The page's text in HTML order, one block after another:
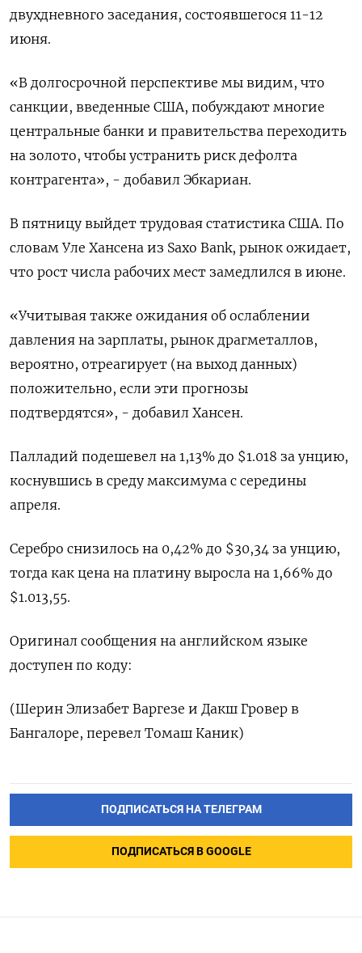
двухдневного заседания, состоявшегося 11-12
июня.
«В долгосрочной перспективе мы видим, что
санкции, введенные США, побуждают многие
центральные банки и правительства переходить
на золото, чтобы устранить риск дефолта
контрагента», - добавил Эбкариан.
В пятницу выйдет трудовая статистика США. По
словам Уле Хансена из Saxo Bank, рынок ожидает,
что рост числа рабочих мест замедлился в июне.
«Учитывая также ожидания об ослаблении
давления на зарплаты, рынок драгметаллов,
вероятно, отреагирует (на выход данных)
положительно, если эти прогнозы
подтвердятся», - добавил Хансен.
Палладий подешевел на 1,13% до $1.018 за унцию,
коснувшись в среду максимума с середины
апреля.
Серебро снизилось на 0,42% до $30,34 за унцию,
тогда как цена на платину выросла на 1,66% до
$1.013,55.
Оригинал сообщения на английском языке
доступен по коду:
(Шерин Элизабет Варгезе и Дакш Гровер в
Бангалоре, перевел Томаш Каник)
ПОДПИСАТЬСЯ НА ТЕЛЕГРАМ
ПОДПИСАТЬСЯ В GOOGLE